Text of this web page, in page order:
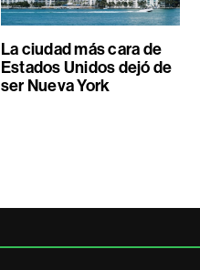
La ciudad más cara de
Estados Unidos dejó de
ser Nueva York